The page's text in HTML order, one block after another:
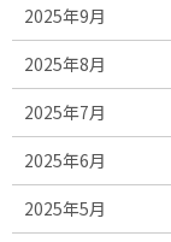
2025年9月
2025年8月
2025年7月
2025年6月
2025年5月